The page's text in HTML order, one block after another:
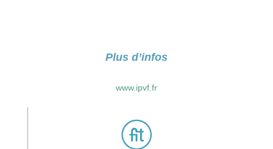
Plus d’infos
www.ipvf.fr